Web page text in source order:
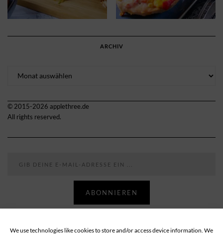
We use technologies like cookies to store and/or access device information. We
ARCHIV
© 2015-2026 applethree.de
All rights reserved.
ABONNIEREN
Follow